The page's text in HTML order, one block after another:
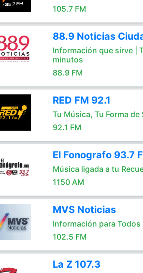
105.7 FM
88.9 Noticias
Información que sirve |
minutos
88.9 FM
RED FM 92.1
Tu Música, Tu Forma de
92.1 FM
El Fonografo 93.7
Música ligada a tu
1150 AM
MVS Noticias
Información para Todos
102.5 FM
La Z 107.3